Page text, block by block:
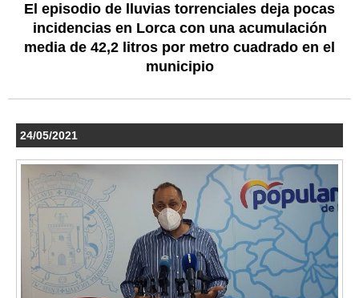
El episodio de lluvias torrenciales deja pocas
incidencias en Lorca con una acumulación
media de 42,2 litros por metro cuadrado en el
municipio
24/05/2021